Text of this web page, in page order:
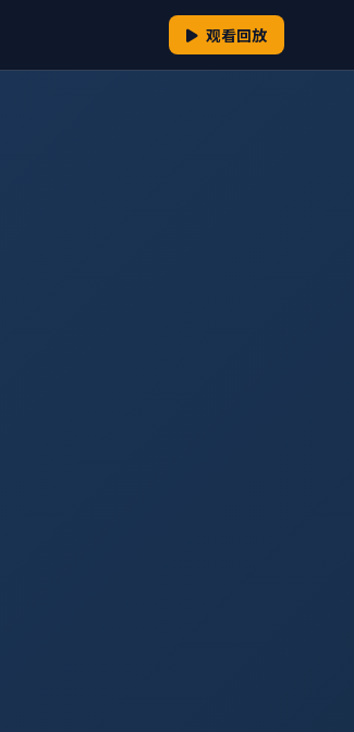
观看回放